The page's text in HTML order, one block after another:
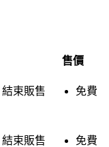
售價
結束販售 免費
結束販售 免費